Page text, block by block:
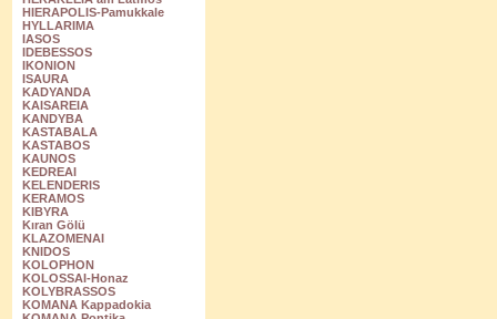
HIERAPOLIS-Pamukkale
HYLLARIMA
IASOS
IDEBESSOS
IKONION
ISAURA
KADYANDA
KAISAREIA
KANDYBA
KASTABALA
KASTABOS
KAUNOS
KEDREAI
KELENDERIS
KERAMOS
KIBYRA
Kıran Gölü
KLAZOMENAI
KNIDOS
KOLOPHON
KOLOSSAI-Honaz
KOLYBRASSOS
KOMANA Kappadokia